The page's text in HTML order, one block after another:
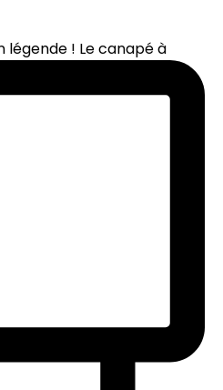
légende ! Le canapé à